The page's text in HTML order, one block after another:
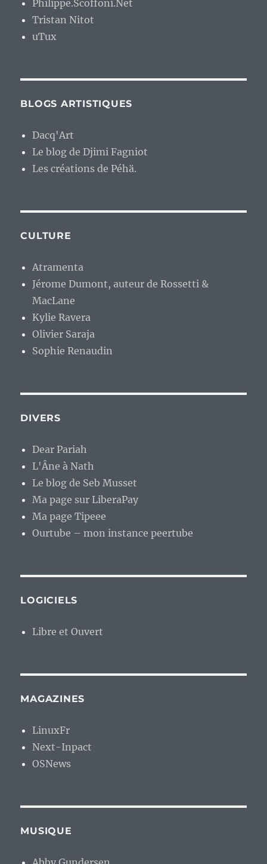
Philippe.Scoffoni.Net
Tristan Nitot
uTux
BLOGS ARTISTIQUES
Dacq'Art
Le blog de Djimi Fagniot
Les créations de Péhä.
CULTURE
Atramenta
Jérome Dumont, auteur de Rossetti &
MacLane
Kylie Ravera
Olivier Saraja
Sophie Renaudin
DIVERS
Dear Pariah
L'Âne à Nath
Le blog de Seb Musset
Ma page sur LiberaPay
Ma page Tipeee
Ourtube – mon instance peertube
LOGICIELS
Libre et Ouvert
MAGAZINES
LinuxFr
Next-Inpact
OSNews
MUSIQUE